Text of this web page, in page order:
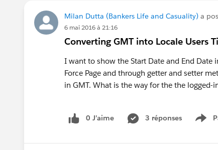
Milan Dutta (Bankers Life and Casuality) a
6 mai 2016 à 21:16
Converting GMT into Locale Users
I want to show the Start Date and End Date
Force Page and through getter and setter
in GMT. What is the way for the the
0 J’aime 3 réponses